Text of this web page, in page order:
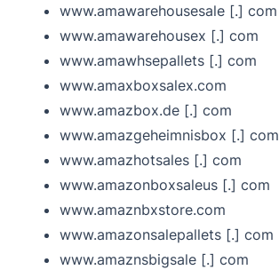
www.amawarehousesale [.] com
www.amawarehousex [.] com
www.amawhsepallets [.] com
www.amaxboxsalex.com
www.amazbox.de [.] com
www.amazgeheimnisbox [.] com
www.amazhotsales [.] com
www.amazonboxsaleus [.] com
www.amaznbxstore.com
www.amazonsalepallets [.] com
www.amaznsbigsale [.] com